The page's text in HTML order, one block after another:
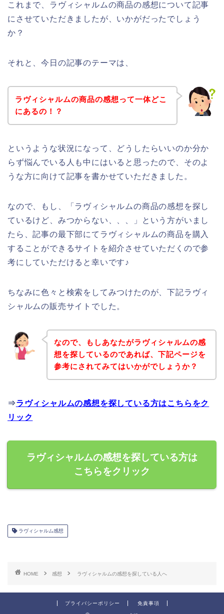
これまで、ラヴィシャルムの商品の感想について記事
にさせていただきましたが、いかがだったでしょう
か？
それと、今日の記事のテーマは、
ラヴィシャルムの商品の感想って一体どこ
にあるの！？
というような状況になって、どうしたらいいのか分か
らず悩んでいる人も中にはいると思ったので、そのよ
うな方に向けて記事を書かせていただきました。
なので、もし、「ラヴィシャルムの商品の感想を探し
ているけど、みつからない、、、」という方がいまし
たら、記事の最下部にてラヴィシャルムの商品を購入
することができるサイトを紹介させていただくので参
考にしていただけると幸いです♪
ちなみに色々と検索をしてみつけたのが、下記ラヴィ
シャルムの販売サイトでした。
なので、もしあなたがラヴィシャルムの感
想を探しているのであれば、下記ページを
参考にされてみてはいかがでしょうか？
⇒ラヴィシャルムの感想を探している方はこちらをク
リック
ラヴィシャルムの感想を探している方は
こちらをクリック
ラヴィシャルム感想
HOME 感想 ラヴィシャルムの感想を探している人へ
プライバシーポリシー 免責事項